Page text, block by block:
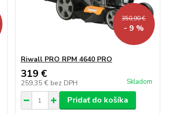
350,90 €
- 9 %
Riwall PRO RPM 4640 PRO
319 €
259,35 € bez DPH Skladom
Pridať do košíka